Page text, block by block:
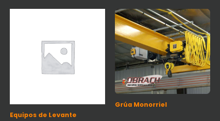
Equipos de Levante
Grúa Monorriel